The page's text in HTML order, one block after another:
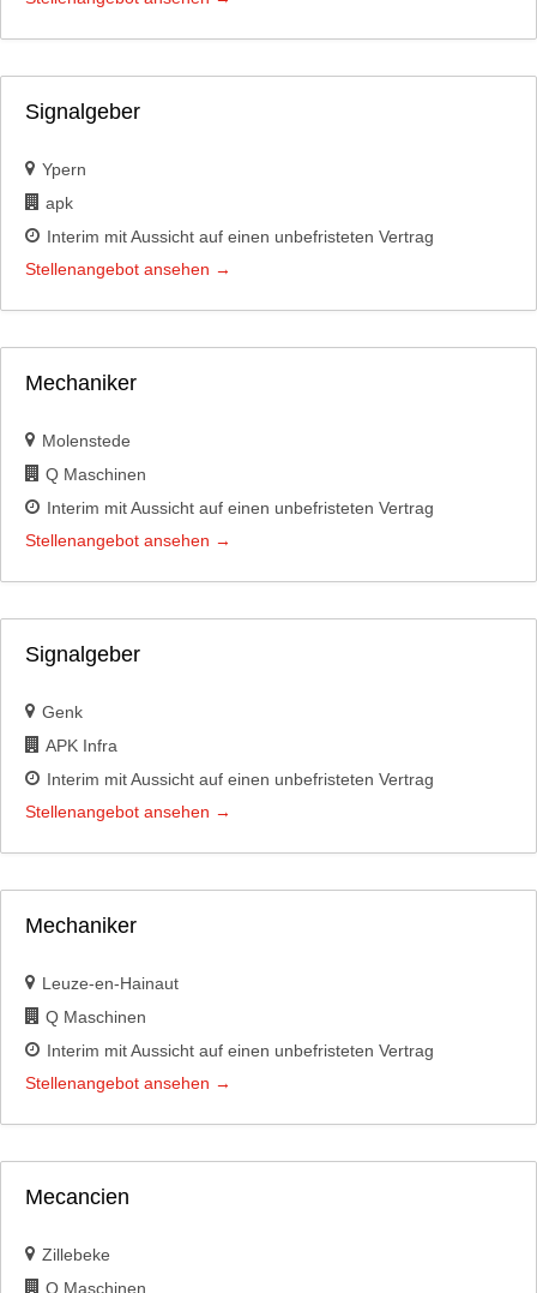
Signalgeber
Ypern
apk
Interim mit Aussicht auf einen unbefristeten Vertrag
Stellenangebot ansehen
Mechaniker
Molenstede
Q Maschinen
Interim mit Aussicht auf einen unbefristeten Vertrag
Stellenangebot ansehen
Signalgeber
Genk
APK Infra
Interim mit Aussicht auf einen unbefristeten Vertrag
Stellenangebot ansehen
Mechaniker
Leuze-en-Hainaut
Q Maschinen
Interim mit Aussicht auf einen unbefristeten Vertrag
Stellenangebot ansehen
Mecancien
Zillebeke
Q Maschinen